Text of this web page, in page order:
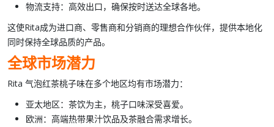
物流支持：高效出口，确保按时送达全球各地。
这使Rita成为进口商、零售商和分销商的理想合作伙伴，提供本地化
同时保持全球品质的产品。
全球市场潜力
Rita 气泡红茶桃子味在多个地区均有市场潜力：
亚太地区：茶饮为主，桃子口味深受喜爱。
欧洲：高端热带果汁饮品及茶融合需求增长。